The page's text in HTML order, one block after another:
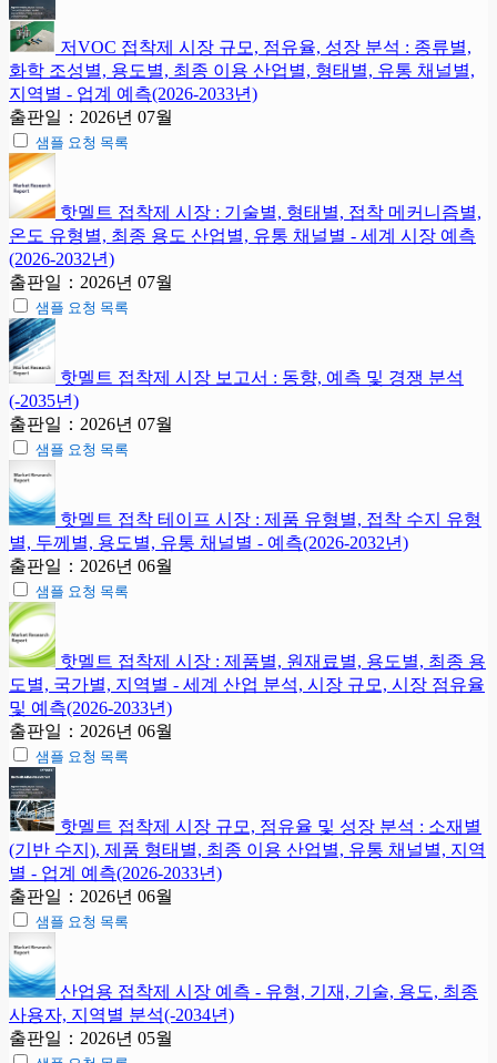
저VOC 접착제 시장 규모, 점유율, 성장 분석 : 종류별,
화학 조성별, 용도별, 최종 이용 산업별, 형태별, 유통 채널별,
지역별 - 업계 예측(2026-2033년)
출판일：2026년 07월
샘플 요청 목록
핫멜트 접착제 시장 : 기술별, 형태별, 접착 메커니즘별,
온도 유형별, 최종 용도 산업별, 유통 채널별 - 세계 시장 예측
(2026-2032년)
출판일：2026년 07월
샘플 요청 목록
핫멜트 접착제 시장 보고서 : 동향, 예측 및 경쟁 분석
(-2035년)
출판일：2026년 07월
샘플 요청 목록
핫멜트 접착 테이프 시장 : 제품 유형별, 접착 수지 유형
별, 두께별, 용도별, 유통 채널별 - 예측(2026-2032년)
출판일：2026년 06월
샘플 요청 목록
핫멜트 접착제 시장 : 제품별, 원재료별, 용도별, 최종 용
도별, 국가별, 지역별 - 세계 산업 분석, 시장 규모, 시장 점유율
및 예측(2026-2033년)
출판일：2026년 06월
샘플 요청 목록
핫멜트 접착제 시장 규모, 점유율 및 성장 분석 : 소재별
(기반 수지), 제품 형태별, 최종 이용 산업별, 유통 채널별, 지역
별 - 업계 예측(2026-2033년)
출판일：2026년 06월
샘플 요청 목록
산업용 접착제 시장 예측 - 유형, 기재, 기술, 용도, 최종
사용자, 지역별 분석(-2034년)
출판일：2026년 05월